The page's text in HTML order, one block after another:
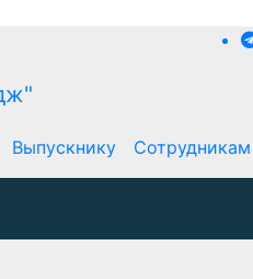
Выпускнику Сотрудникам